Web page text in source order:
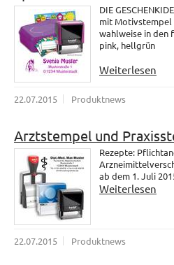
DIE
mit Motivstempel
wahlweise in den
pink, hellgrün
Weiterlesen
22.07.2015 Produktnews
Arztstempel und
Rezepte:
ab dem 1. Juli
Weiterlesen
22.07.2015 Produktnews